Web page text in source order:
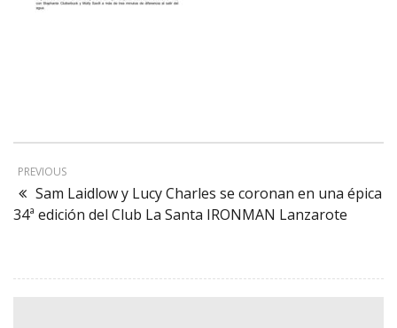
PREVIOUS
Sam Laidlow y Lucy Charles se coronan en una épica
34ª edición del Club La Santa IRONMAN Lanzarote